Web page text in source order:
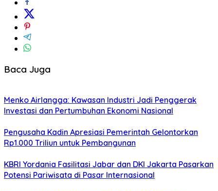
Baca Juga
Menko Airlangga: Kawasan Industri Jadi Penggerak
Investasi dan Pertumbuhan Ekonomi Nasional
Pengusaha Kadin Apresiasi Pemerintah Gelontorkan
Rp1.000 Triliun untuk Pembangunan
KBRI Yordania Fasilitasi Jabar dan DKI Jakarta Pasarkan
Potensi Pariwisata di Pasar Internasional